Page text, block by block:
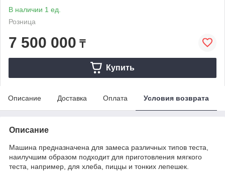
В наличии 1 ед.
Розница
7 500 000 ₸
Купить
Описание Доставка Оплата Условия возврата
Описание
Машина предназначена для замеса различных типов теста,
наилучшим образом подходит для приготовления мягкого
теста, например, для хлеба, пиццы и тонких лепешек.